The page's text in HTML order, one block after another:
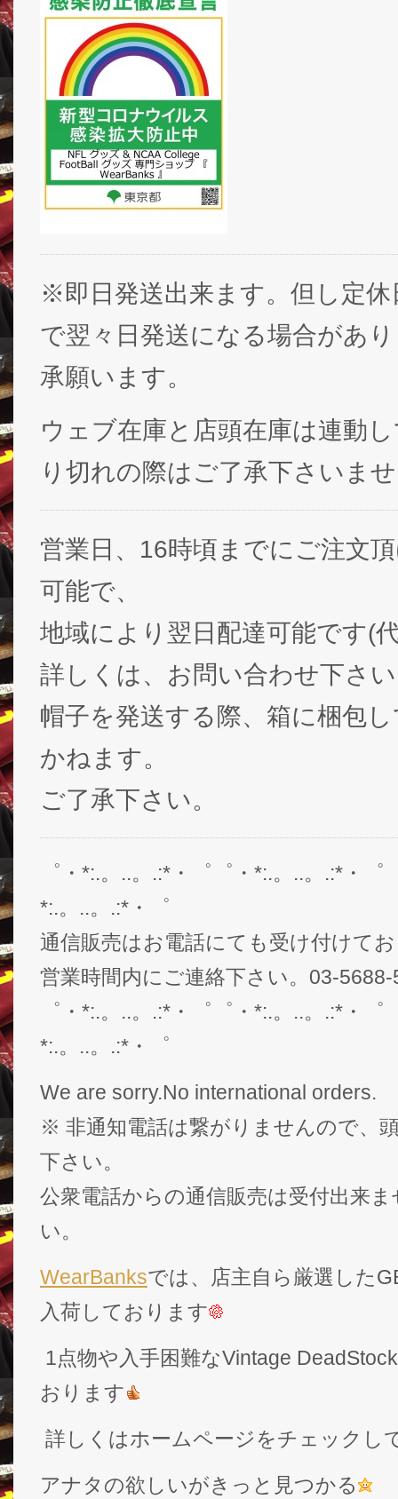
※即日発送出来ます。但し定休
で翌々日発送になる場合があ
承願います。
ウェブ在庫と店頭在庫は連動
り切れの際はご了承下さいま
営業日、16時頃までにご注文
可能で、
地域により翌日配達可能です(
詳しくは、お問い合わせ下さ
帽子を発送する際、箱に梱包
かねます。
ご了承下さい。
゜・*:.。..。.:*・゜゜・*:.。..。.:*・
*:.。..。.:*・゜
通信販売はお電話にても受け付けて
営業時間内にご連絡下さい。03-5688-
゜・*:.。..。.:*・゜゜・*:.。..。.:*・
*:.。..。.:*・゜
We are sorry.No international orders.
※ 非通知電話は繋がりませんので、
下さい。
公衆電話からの通信販売は受付出来
い。
WearBanksでは、店主自ら厳選した
入荷しております
1点物や入手困難なVintage
おります
詳しくはホームページをチェックし
アナタの欲しいがきっと見つかる